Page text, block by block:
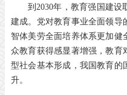
到2030年，教育强国建设
建成。党对教育事业全面领导
智体美劳全面培养体系更加健
众教育获得感显著增强，教育
型社会基本形成，我国教育的
升。